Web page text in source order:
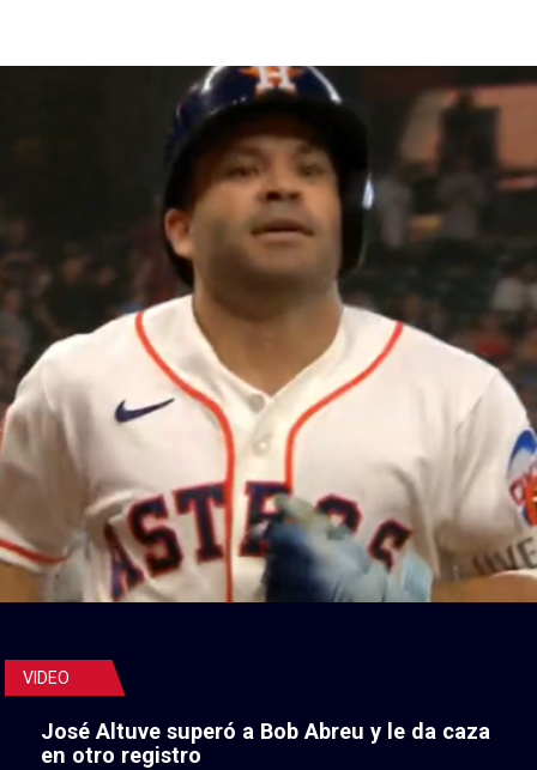
VIDEO
José Altuve superó a Bob Abreu y le da caza
en otro registro